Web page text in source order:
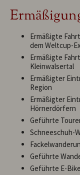
Ermäßigte
dem Weltcup-
Ermäßigte
Kleinwalsertal
Ermäßigter
Region
Ermäßigter
Hörnerdörfern
Geführte
Schneeschuh-
Geführte
Geführte E-